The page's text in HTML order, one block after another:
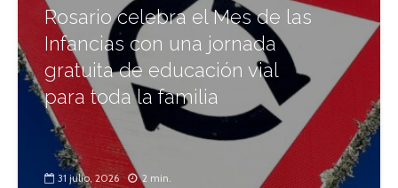
Rosario celebra el Mes de las
Infancias con una jornada
gratuita de educación vial
para toda la familia
31 julio, 2026 2 min.